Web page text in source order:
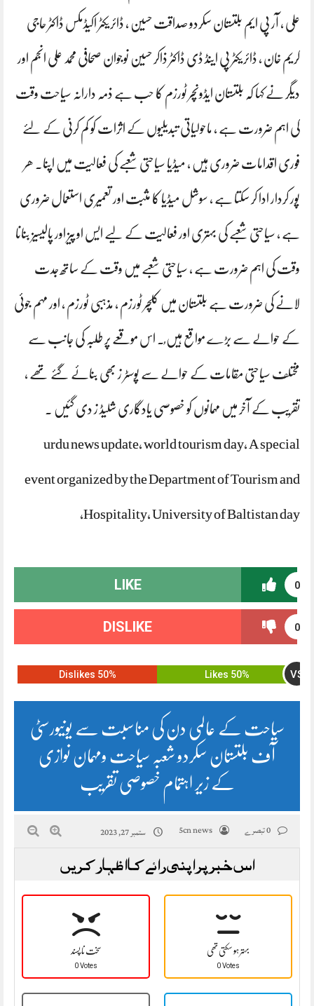
علی ، آر پی ایم بلتستان سکردو صداقت حسین ، ڈائریکٹر اکیڈمکس ڈاکٹر حاجی
کریم خان ، ڈائریکٹر پی اینڈ ڈی ڈاکٹر ذاکر حسین نوجوان صحافی محمد علی انجم اور
دیگر نے کہا کہ بلتستان ایڈونچر ٹورزم کا حب ہے ذمہ دارانہ سیاحت وقت
کی اہم ضرورت ہے ، ماحولیاتی تبدیلیوں کے اثرات کو کم کرنی کے لئے
فوری اقدامات ضروری ہیں ، میڈیا سیاحتی شعبے کی فعالیت میں اپنا۔ ھر
پور کردار ادا کر سکتا ہے ، سوشل میڈیا کا مثبت اور تعمیری استعمال ضروری
ہے ، سیاحتی شعبے کی بہتری اور فعالیت کے لیے ایس او پیز اور پالیسیز بنانا
وقت کی اہم ضرورت ہے ، سیاحتی شعبے میں وقت کے ساتھ جدت
لانے کی ضرورت ہے بلتستان میں کلچر ٹورزم ، مذہبی ٹورزم ، اور مہم جوئی
کے حوالے سے بڑے مواقع ہیں ُ۔ اس موقعے پر طلبہ کی جانب سے
مختلف سیاحتی مقامات کے حوالے سے پوسٹر ز بھی بنائے گئے تھے ،
تقریب کے آخر میں مہمانوں کو خصوصی یادگاری شلیڈ ز دی گئیں ۔
urdu news update, world tourism day, A special
event organized by the Department of Tourism and
Hospitality, University of Baltistan day,
0
LIKE
0
DISLIKE
50% Likes VS
50% Dislikes
سیاحت کے عالمی دن کی مناسبت سے یونیورسٹی
آف بلتستان سکردو شعبہ سیاحت ومہمان نوازی
کے زیر اہتمام خصوصی تقریب
5cn news ستمبر 27, 2023
اس خبر پر اپنی رائے کا اظہار کریں
سخت نا پسند
0 Votes
بہتر ہو سکتی تھی
0 Votes